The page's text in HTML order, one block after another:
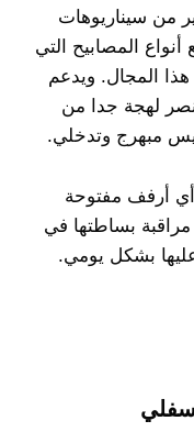
من سيناريوهات
المصابيح التي
المجال. ويدعم
لهجة جدا من
مبهرج وتدخلي.
أرفف مفتوحة
بساطتها في
بشكل يومي.